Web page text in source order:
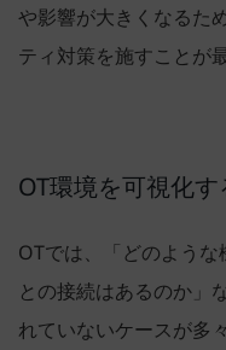
や影響が大きくなるた
ティ対策を施すことが
OT環境を可視化す
OTでは、「どのよう
との接続はあるのか」
れていないケースが多